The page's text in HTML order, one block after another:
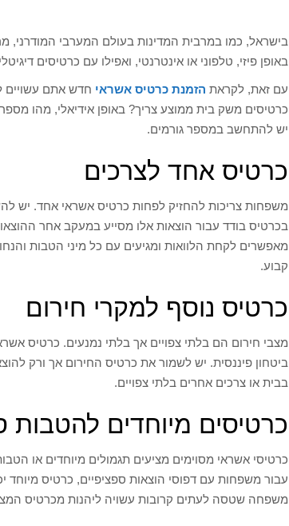
בישראל, כמו במרבית המדינות בעולם המערבי המודרני,
באופן פיזי, טלפוני או אינטרנטי, ואפילו עם כרטיסים
עם זאת, לקראת הזמנת כרטיס אשראי חדש אתם עשויים
כרטיסים משק בית ממוצע צריך? באופן אידיאלי, מהו
יש להתחשב במספר גורמים.
כרטיס אחד לצרכים
משפחות צריכות להחזיק לפחות כרטיס אשראי אחד. יש
בכרטיס בודד עבור הוצאות אלו מסייע במעקב אחר
מאפשרים לקחת הלוואות ומגיעים עם כל מיני הטבות
קבוע.
כרטיס נוסף למקרי חירום
מצבי חירום הם בלתי צפויים אך בלתי נמנעים. כרטיס
ביטחון פיננסית. יש לשמור את כרטיס החירום אך ורק
בבית או צרכים אחרים בלתי צפויים.
כרטיסים מיוחדים להטבות
כרטיסי אשראי מסוימים מציעים תגמולים מיוחדים או
עבור משפחות עם דפוסי הוצאות ספציפיים, כרטיס מיוחד
משפחה שטסה לעתים קרובות עשויה ליהנות מכרטיס